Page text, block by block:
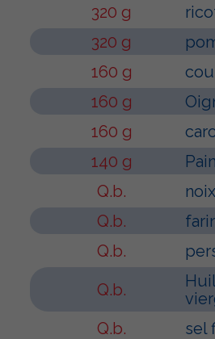
320 g
320 g
160 g
160 g
160 g
140 g
Q.b.
Q.b.
Q.b.
Q.b.
Q.b.
sel